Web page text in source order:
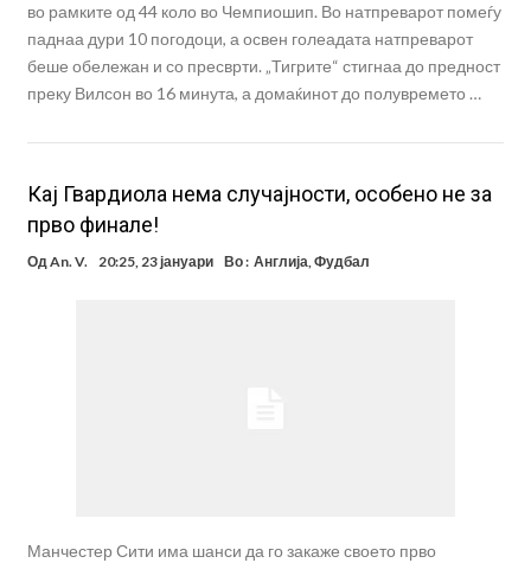
во рамките од 44 коло во Чемпиошип. Во натпреварот помеѓу
паднаа дури 10 погодоци, а освен голеадата натпреварот
беше обележан и со пресврти. „Тигрите“ стигнаа до предност
преку Вилсон во 16 минута, а домаќинот до полувремето …
Кај Гвардиола нема случајности, особено не за
прво финале!
ОдAn. V. 20:25, 23 јануари Во : Англија,Фудбал
Манчестер Сити има шанси да го закаже своето прво